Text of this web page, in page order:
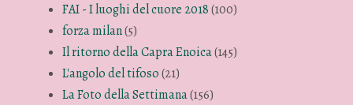
FAI - I luoghi del cuore 2018(100)
forza milan(5)
Il ritorno della Capra Enoica(145)
L'angolo del tifoso(21)
La Foto della Settimana(156)